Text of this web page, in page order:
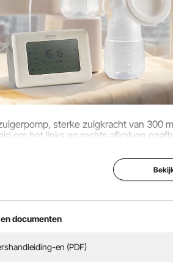
sterke zuigkracht van 300
om het links en rechts afkolven
documenten
en (PDF)